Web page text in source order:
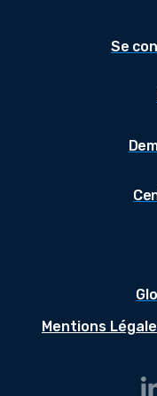
Se
Mentions